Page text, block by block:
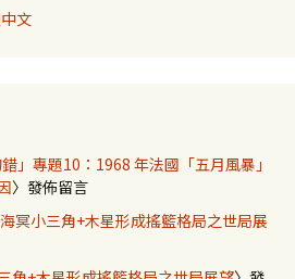
文
錯」專題10：1968 年法國「五月風暴」
〉發佈留言
冥小三角+木星形成搖籃格局之世局展